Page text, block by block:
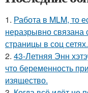
1. Работа в MLM, то
неразрывно связана
страницы в соц сетях.
2. 43-Летняя Энн
что беременность
изящество.